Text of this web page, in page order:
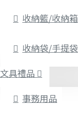
收納籃/收納箱
收納袋/手提袋
文具禮品
事務用品